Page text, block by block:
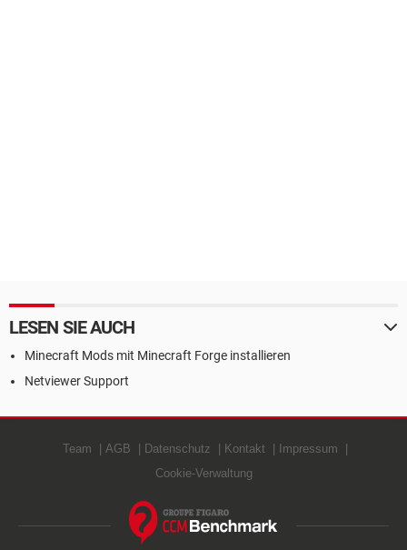
LESEN SIE AUCH
Minecraft Mods mit Minecraft Forge installieren
Netviewer Support
Team AGB Datenschutz Kontakt
Impressum
Cookie-Verwaltung